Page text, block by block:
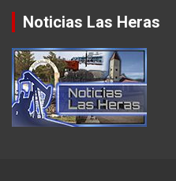
Noticias Las Heras